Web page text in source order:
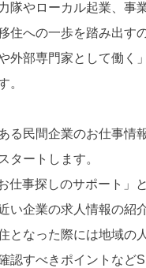
隊やローカル起業、事
住への一歩を踏み出す
外部専門家として働く
。
る民間企業のお仕事情
タートします。
仕事探しのサポート」
い企業の求人情報の紹
となった際には地域の
認すべきポイントなど